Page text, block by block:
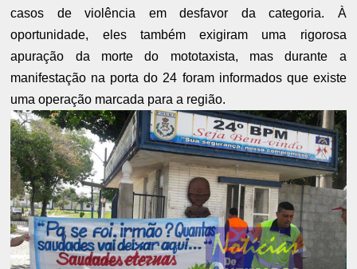
casos de violência em desfavor da categoria. À
oportunidade, eles também exigiram uma rigorosa
apuração da morte do mototaxista, mas durante a
manifestação na porta do 24 foram informados que existe
uma operação marcada para a região.